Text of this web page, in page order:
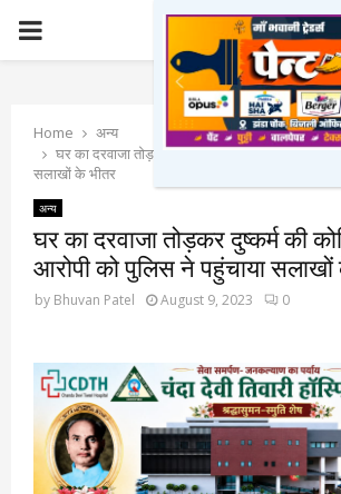
PRIMARY
Home
अन्य
घर का दरवाजा तोड़कर दुष्कर्म की कोशिश करने वाले
सलाखों के भीतर
अन्य
घर का दरवाजा तोड़कर दुष्कर्म की
आरोपी को पुलिस ने पहुंचाया
by Bhuvan Patel August 9, 2023 0